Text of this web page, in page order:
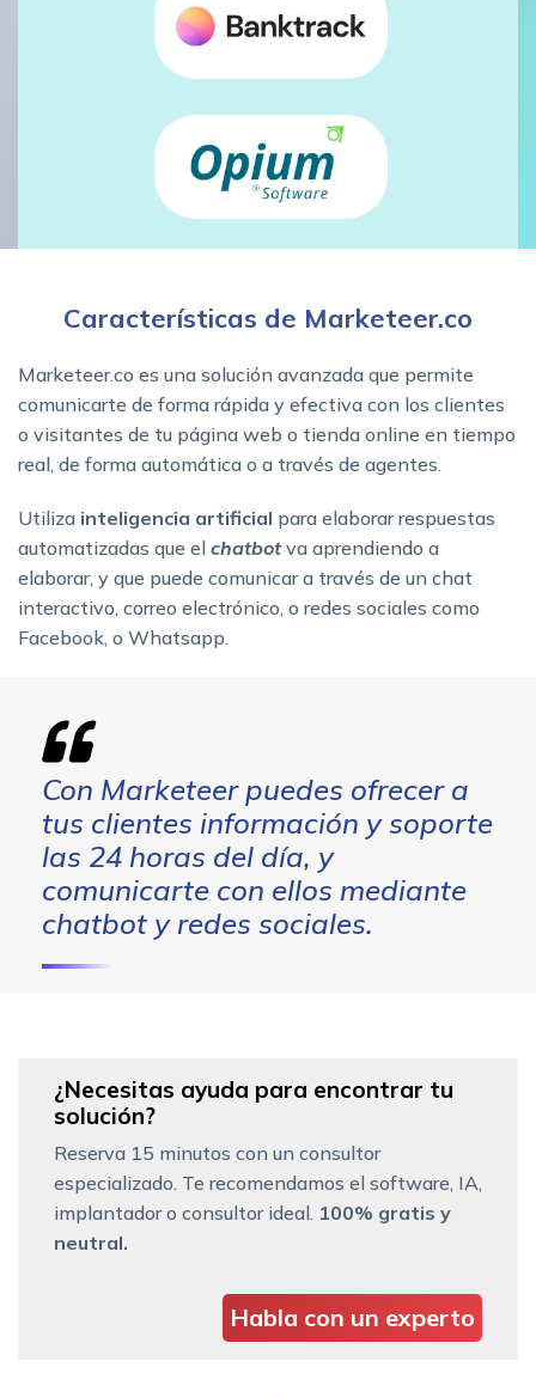
Características de Marketeer.co
Marketeer.co es una solución avanzada que permite
comunicarte de forma rápida y efectiva con los clientes
o visitantes de tu página web o tienda online en tiempo
real, de forma automática o a través de agentes.
Utiliza inteligencia artificial para elaborar respuestas
automatizadas que el chatbotva aprendiendo a
elaborar, y que puede comunicar a través de un chat
interactivo, correo electrónico, o redes sociales como
Facebook, o Whatsapp.
Con Marketeer puedes ofrecer a
tus clientes información y soporte
las 24 horas del día, y
comunicarte con ellos mediante
chatbot y redes sociales.
¿Necesitas ayuda para encontrar tu
solución?
Reserva 15 minutos con un consultor
especializado. Te recomendamos el software, IA,
implantador o consultor ideal. 100% gratis y
neutral.
Habla con un experto